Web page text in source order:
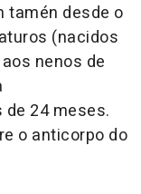
tamén desde o
(nacidos
nenos de
24 meses.
o anticorpo do